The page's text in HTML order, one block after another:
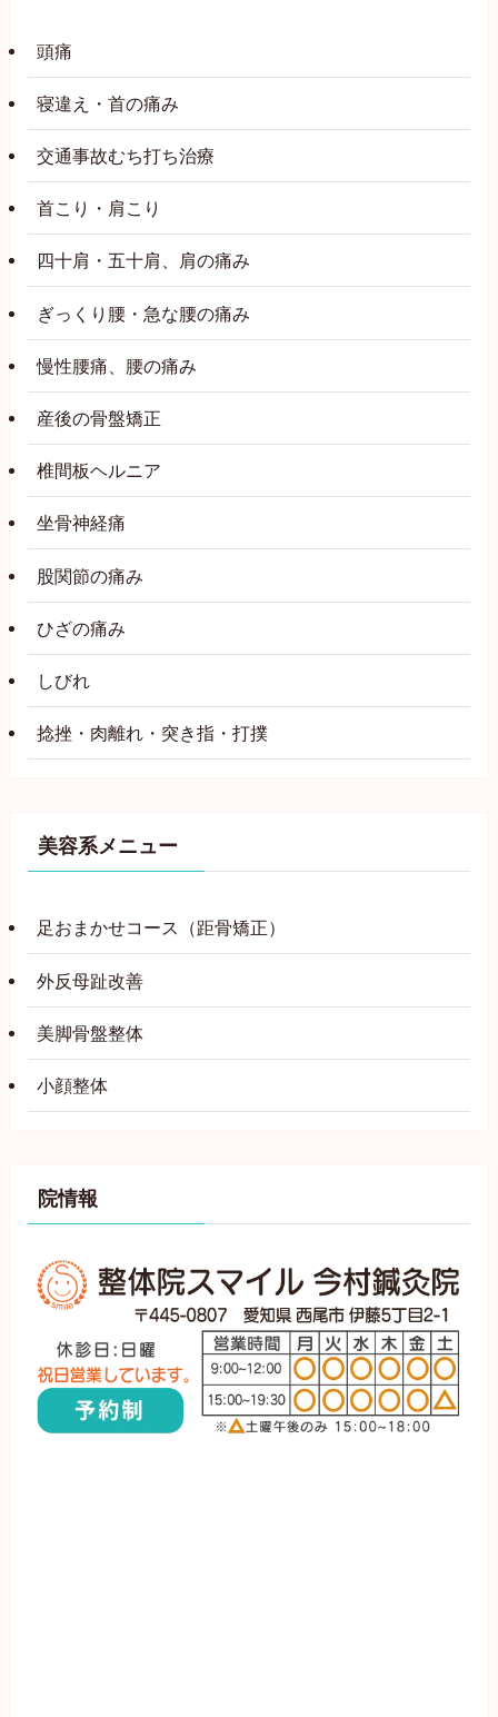
頭痛
寝違え・首の痛み
交通事故むち打ち治療
首こり・肩こり
四十肩・五十肩、肩の痛み
ぎっくり腰・急な腰の痛み
慢性腰痛、腰の痛み
産後の骨盤矯正
椎間板ヘルニア
坐骨神経痛
股関節の痛み
ひざの痛み
しびれ
捻挫・肉離れ・突き指・打撲
美容系メニュー
足おまかせコース（距骨矯正）
外反母趾改善
美脚骨盤整体
小顔整体
院情報